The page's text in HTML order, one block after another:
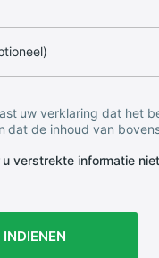
uw verklaring dat het
dat de inhoud van
verstrekte informatie
INDIENEN